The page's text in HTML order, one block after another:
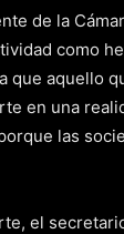
de la
como
que aquello
en una
las
el